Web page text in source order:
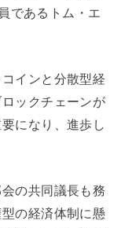
であるトム・エ
インと分散型経
ックチェーンが
になり、進歩し
の共同議長も務
の経済体制に懸